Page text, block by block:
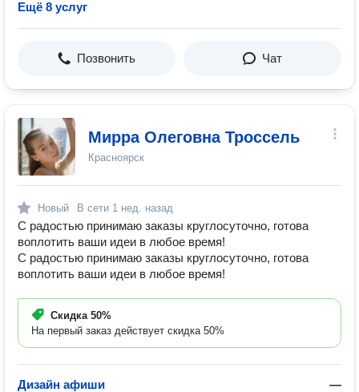
Ещё 8 услуг
Позвонить Чат
Мирра Олеговна Троссель
Красноярск
Новый В сети 1 нед. назад
С радостью принимаю заказы круглосуточно, готова
воплотить ваши идеи в любое время!
С радостью принимаю заказы круглосуточно, готова
воплотить ваши идеи в любое время!
Скидка 50%
На первый заказ действует скидка 50%
Дизайн афиши —